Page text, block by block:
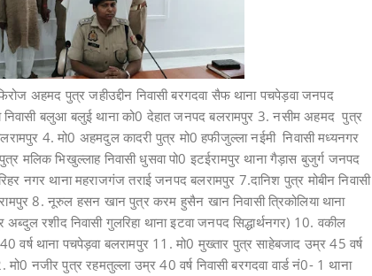
अहमद पुत्र जहीउद्दीन निवासी बरगदवा सैफ थाना पचपेड़वा जनपद
निवासी बलुआ बलुई थाना को0 देहात जनपद बलरामपुर 3. नसीम अहमद पुत्र
4. मो0 अहमदुल कादरी पुत्र मो0 हफीजुल्ला नईमी निवासी मध्यनगर
मलिक भिखुल्लाह निवासी धुसवा पो0 इटईरामपुर थाना गैड़ास बुजुर्ग जनपद
नगर थाना महराजगंज तराई जनपद बलरामपुर 7.दानिश पुत्र मोबीन निवासी
8. नूरुल हसन खान पुत्र करम हुसैन खान निवासी त्रिकोलिया थाना
रशीद निवासी गुलरिहा थाना इटवा जनपद सिद्धार्थनगर) 10. वकील
थाना पचपेड़वा बलरामपुर 11. मो0 मुख्तार पुत्र साहेबजाद उम्र 45 वर्ष
नजीर पुत्र रहमतुल्ला उम्र 40 वर्ष निवासी बरगदवा वार्ड नं0- 1 थाना